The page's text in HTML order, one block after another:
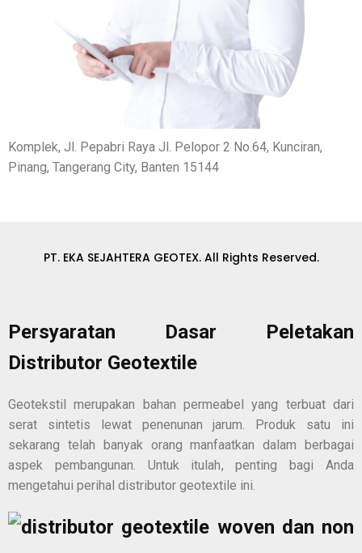
Komplek, Jl. Pepabri Raya Jl. Pelopor 2 No.64, Kunciran,
Pinang, Tangerang City, Banten 15144
PT. EKA SEJAHTERA GEOTEX. All Rights Reserved.
Persyaratan Dasar Peletakan
Distributor Geotextile
Geotekstil merupakan bahan permeabel yang terbuat dari
serat sintetis lewat penenunan jarum. Produk satu ini
sekarang telah banyak orang manfaatkan dalam berbagai
aspek pembangunan. Untuk itulah, penting bagi Anda
mengetahui perihal distributor geotextile ini.